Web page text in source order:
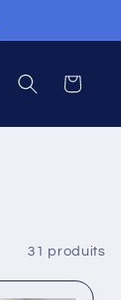
Panier
31 produits